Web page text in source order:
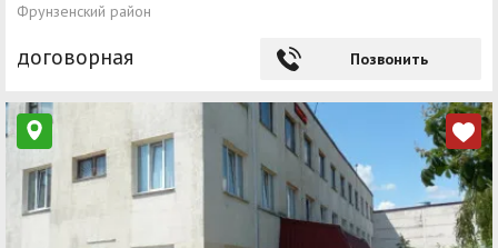
Фрунзенский район
договорная Позвонить